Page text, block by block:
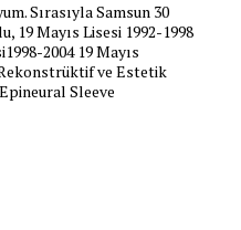
Sırasıyla Samsun 30
Mayıs Lisesi 1992-1998
2004 19 Mayıs
ve Estetik
Sleeve